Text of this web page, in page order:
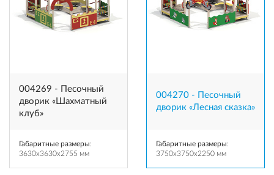
004269 - Песочный
дворик «Шахматный
клуб»
Габаритные размеры:
3630x3630x2755 мм
004270 - Песочный
дворик «Лесная сказка»
Габаритные размеры:
3750x3750x2250 мм